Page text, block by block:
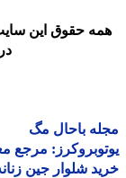
حقوق این سایت
در
باحال مگ
مرجع
شلوار جین زنانه